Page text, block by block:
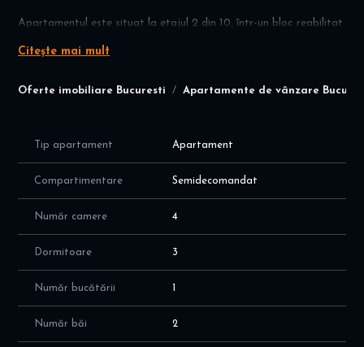
Oferte imobiliare Bucuresti Apartamente de vânzare
Apartamentul este situat la etajul 2 din 10, într-un bloc reabilitat
reduse la întreținere.
Detalii proprietate
Etaj: 2/10
An construcție: 1979
Compartimentare & avantaje
Camere luminoase și bine compartimentate
Dotări
Geamuri termopan
Ușă metalică
Gresie și faianță
Citește mai mult
Tip apartament Apartament
Compartimentare Semidecomandat
Număr camere 4
Dormitoare 3
Număr bucătării 1
Număr băi 2